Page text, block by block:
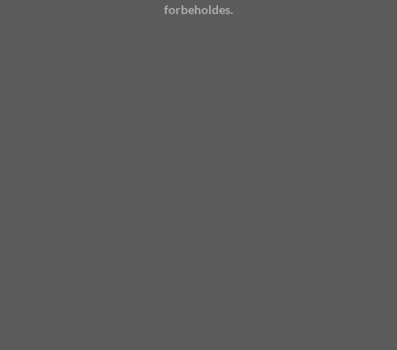
forbeholdes.